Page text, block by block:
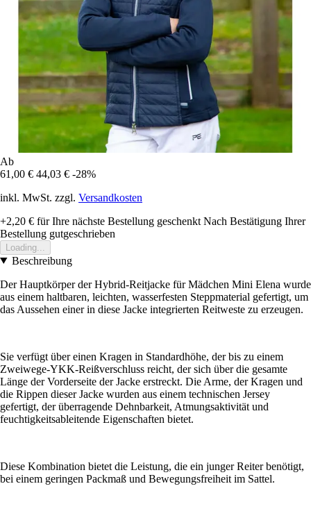
Ab
61,00 € 44,03 € -28%
inkl. MwSt. zzgl. Versandkosten
+2,20 € für Ihre nächste Bestellung geschenkt Nach Bestätigung Ihrer
Bestellung gutgeschrieben
Loading...
Beschreibung
Der Hauptkörper der Hybrid-Reitjacke für Mädchen Mini Elena wurde
aus einem haltbaren, leichten, wasserfesten Steppmaterial gefertigt, um
das Aussehen einer in diese Jacke integrierten Reitweste zu erzeugen.
Sie verfügt über einen Kragen in Standardhöhe, der bis zu einem
Zweiwege-YKK-Reißverschluss reicht, der sich über die gesamte
Länge der Vorderseite der Jacke erstreckt. Die Arme, der Kragen und
die Rippen dieser Jacke wurden aus einem technischen Jersey
gefertigt, der überragende Dehnbarkeit, Atmungsaktivität und
feuchtigkeitsableitende Eigenschaften bietet.
Diese Kombination bietet die Leistung, die ein junger Reiter benötigt,
bei einem geringen Packmaß und Bewegungsfreiheit im Sattel.